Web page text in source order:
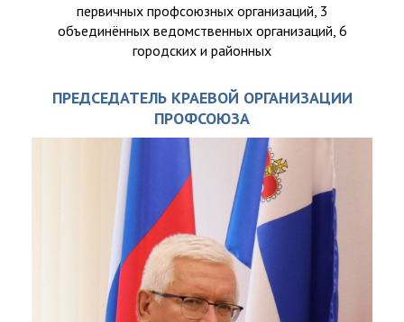
первичных профсоюзных организаций, 3
объединённых ведомственных организаций, 6
городских и районных
ПРЕДСЕДАТЕЛЬ КРАЕВОЙ ОРГАНИЗАЦИИ
ПРОФСОЮЗА